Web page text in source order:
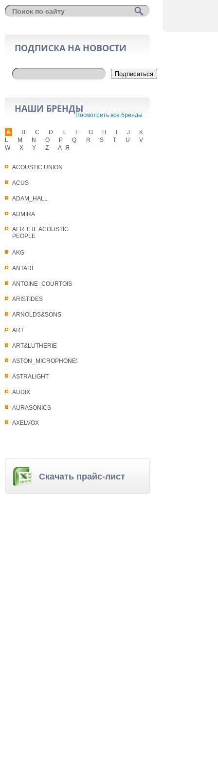
ПОДПИСКА НА НОВОСТИ
Подписаться
НАШИ БРЕНДЫ
Посмотреть все бренды
A
ACOUSTIC UNION
ACUS
ADAM_HALL
ADMIRA
AER THE ACOUSTIC
PEOPLE
AKG
ANTARI
ANTOINE_COURTOIS
ARISTIDES
ARNOLDS&SONS
ART
ART&LUTHERIE
ASTON_MICROPHONES
ASTRALIGHT
AUDIX
AURASONICS
AXELVOX
B C D E F G H J
K
L
M N O P Q R S T U
V
W
X Y Z А–Я
Скачать прайс-лист